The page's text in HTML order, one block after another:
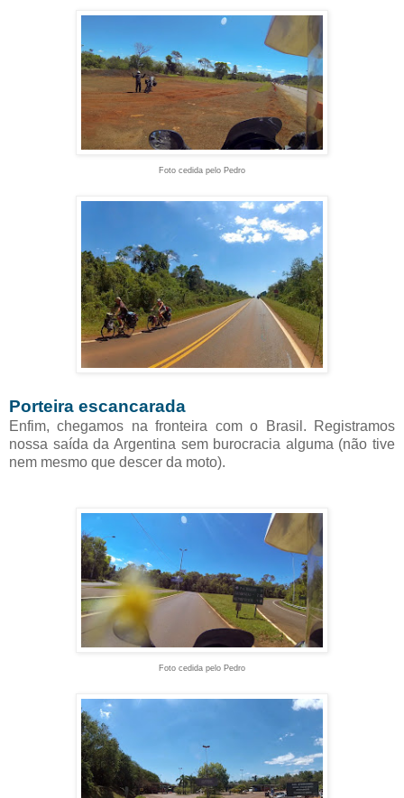
Foto cedida pelo Pedro
Porteira escancarada
Enfim, chegamos na fronteira com o Brasil. Registramos
nossa saída da Argentina sem burocracia alguma (não tive
nem mesmo que descer da moto).
Foto cedida pelo Pedro